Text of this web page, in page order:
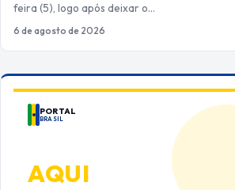
feira (5), logo após deixar o…
6 de agosto de 2026
PORTAL
BRASIL
AQUI